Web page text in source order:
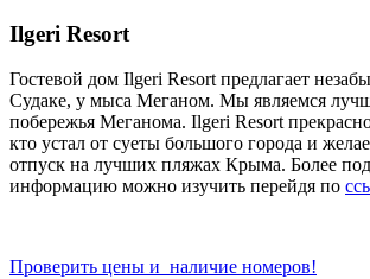
Ilgeri Resort
Гостевой дом Ilgeri Resort предлагает
Судаке, у мыса Меганом. Мы являемся
побережья Меганома. Ilgeri Resort
кто устал от суеты большого города и
отпуск на лучших пляжах Крыма. Более
информацию можно изучить перейдя по
Проверить цены и наличие номеров!